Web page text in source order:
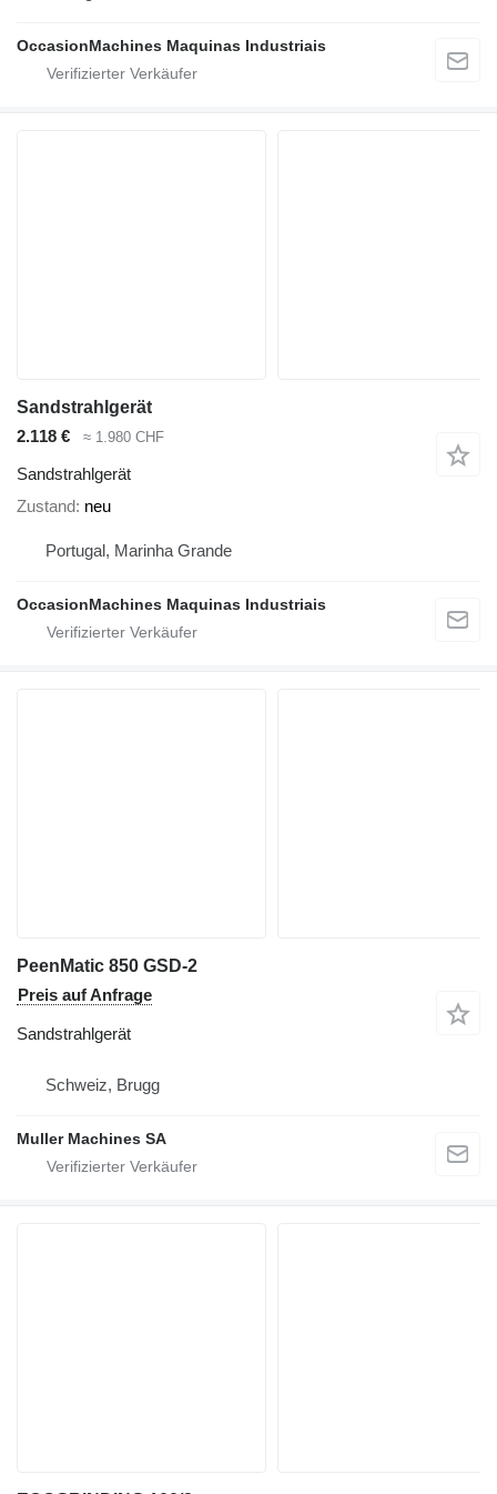
OccasionMachines Maquinas Industriais
Sandstrahlgerät
2.118 €
≈ 1.980 CHF
Sandstrahlgerät
Zustand neu
Portugal, Marinha Grande
OccasionMachines Maquinas Industriais
PeenMatic 850 GSD-2
Preis auf Anfrage
Sandstrahlgerät
Schweiz, Brugg
Muller Machines SA